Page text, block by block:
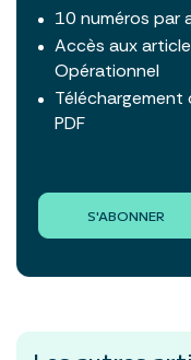
10 numéros par
Accès aux
Opérationnel
Téléchargement
PDF
S'ABONNER